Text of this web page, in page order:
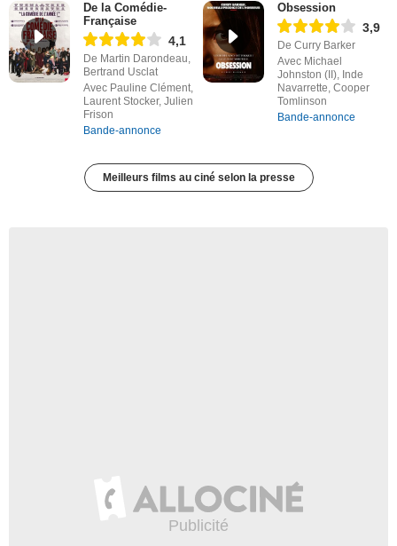
De la Comédie-
Française
4,1
De Martin Darondeau,
Bertrand Usclat
Avec Pauline Clément,
Laurent Stocker, Julien
Frison
Bande-annonce
Obsession
3,9
De Curry Barker
Avec Michael
Johnston (II), Inde
Navarrette, Cooper
Tomlinson
Bande-annonce
Meilleurs films au ciné selon la presse